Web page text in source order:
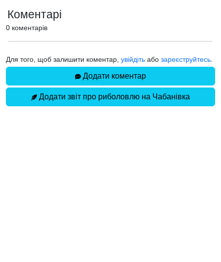
Коментарі
0 коментарів
Для того, щоб залишити коментар, увійдіть або зареєструйтесь
Додати коментар
Додати звіт про риболовлю на Чабанівка